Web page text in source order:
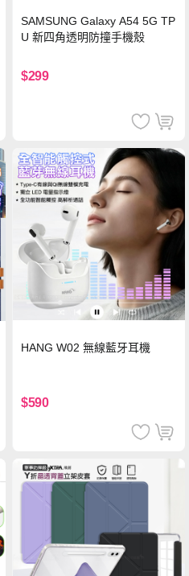
SAMSUNG Galaxy A54 5G TP
U 新四角透明防撞手機殼
$299
HANG W02 無線藍牙耳機
$590